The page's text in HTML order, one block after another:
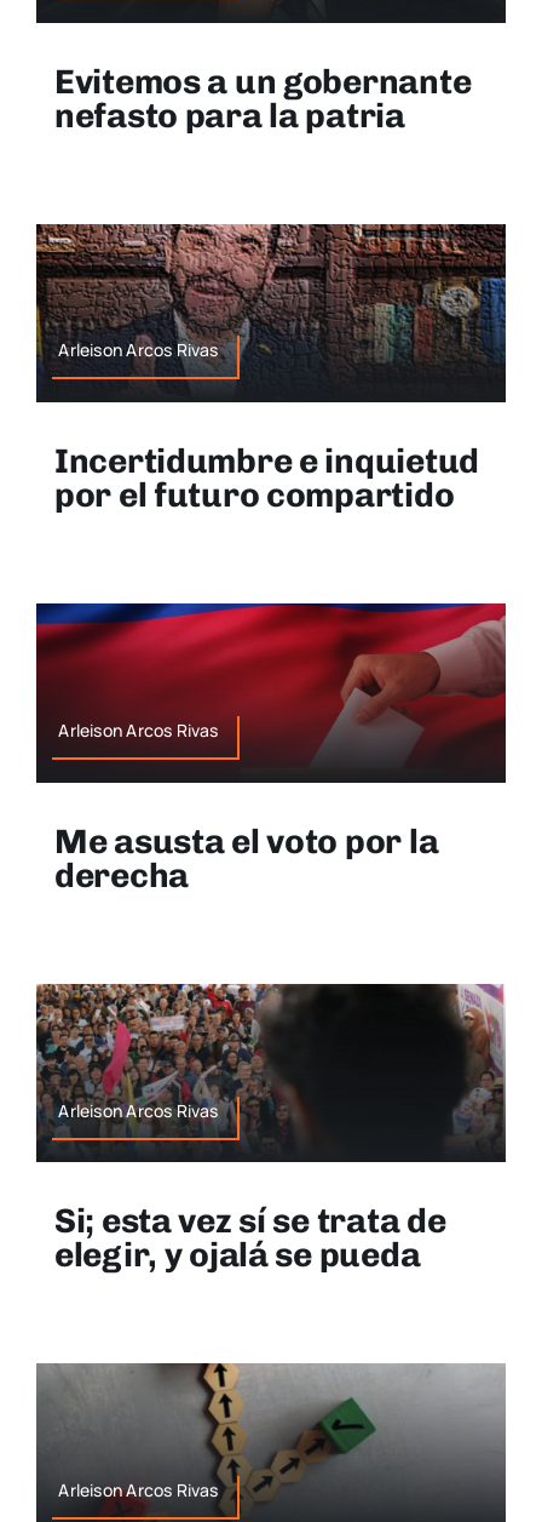
Evitemos a un gobernante
nefasto para la patria
Arleison Arcos Rivas
Incertidumbre e inquietud
por el futuro compartido
Arleison Arcos Rivas
Me asusta el voto por la
derecha
Arleison Arcos Rivas
Si; esta vez sí se trata de
elegir, y ojalá se pueda
Arleison Arcos Rivas